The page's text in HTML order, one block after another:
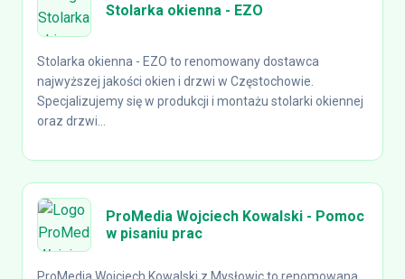
Stolarka okienna - EZO
Stolarka okienna - EZO to renomowany dostawca
najwyższej jakości okien i drzwi w Częstochowie.
Specjalizujemy się w produkcji i montażu stolarki okiennej
oraz drzwi...
ProMedia Wojciech Kowalski - Pomoc
w pisaniu prac